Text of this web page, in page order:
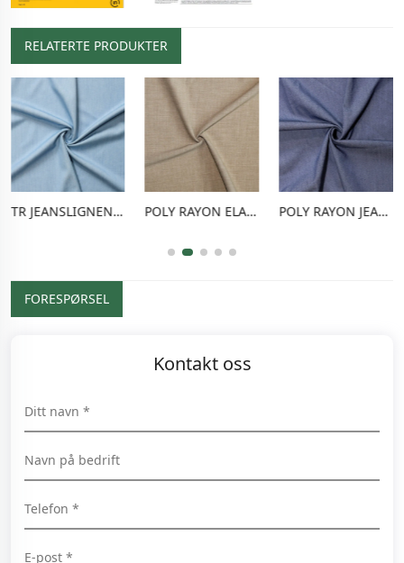
RELATERTE PRODUKTER
TR JEANSLIGNENDE STOFF POLY RAYON ELASTISK BUKSSTOFF POLY RAYON JEANSLIGNENDE STOFF
FORESPØRSEL
Kontakt oss